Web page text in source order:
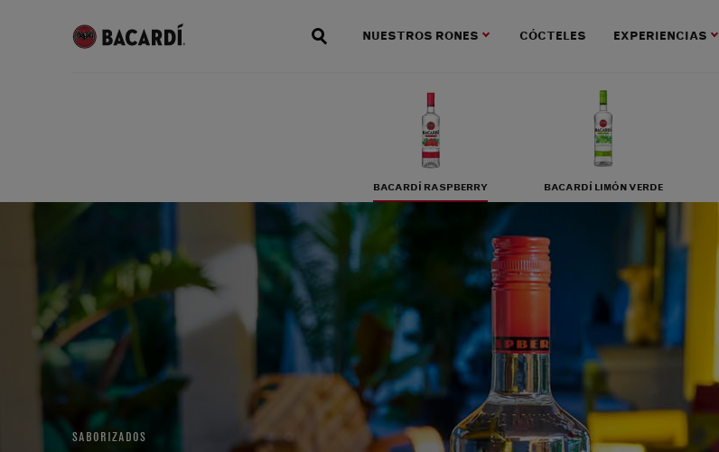
NUESTROS RONES CÓCTELES EXPERIENCIAS
BACARDÍ RASPBERRY BACARDÍ LIMÓN VERDE
SABORIZADOS